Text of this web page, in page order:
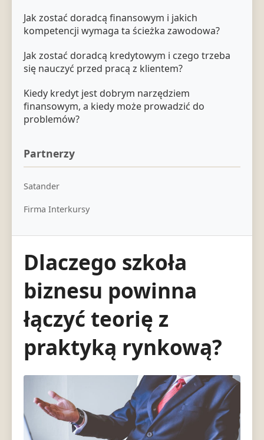
Jak zostać doradcą finansowym i jakich
kompetencji wymaga ta ścieżka zawodowa?
Jak zostać doradcą kredytowym i czego trzeba
się nauczyć przed pracą z klientem?
Kiedy kredyt jest dobrym narzędziem
finansowym, a kiedy może prowadzić do
problemów?
Partnerzy
Satander
Firma Interkursy
Dlaczego szkoła
biznesu powinna
łączyć teorię z
praktyką rynkową?